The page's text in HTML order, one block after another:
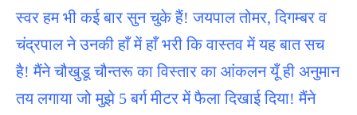
स्वर हम भी कई बार सुन चुके हैं! जयपाल तोमर, दिगम्बर व
चंद्रपाल ने उनकी हाँ में हाँ भरी कि वास्तव में यह बात सच
है! मैंने चौखुडू चौन्तरू का विस्तार का आंकलन यूँ ही अनुमान
तय लगाया जो मुझे 5 बर्ग मीटर में फैला दिखाई दिया! मैंने